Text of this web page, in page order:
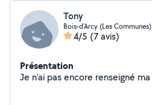
Tony
Bois-d'Arcy (Les Communes)
4/5 (7 avis)
Présentation